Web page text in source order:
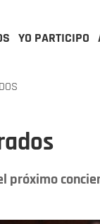
YO PARTICIPO
próximo